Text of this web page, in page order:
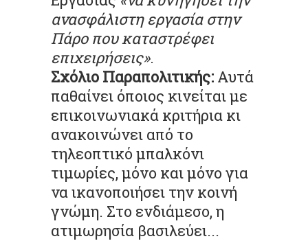
ανασφάλιστη εργασία στην
Πάρο που καταστρέφει
επιχειρήσεις».
Σχόλιο Παραπολιτικής: Αυτά
παθαίνει όποιος κινείται με
επικοινωνιακά κριτήρια κι
ανακοινώνει από το
τηλεοπτικό μπαλκόνι
τιμωρίες, μόνο και μόνο για
να ικανοποιήσει την κοινή
γνώμη. Στο ενδιάμεσο, η
ατιμωρησία βασιλεύει...